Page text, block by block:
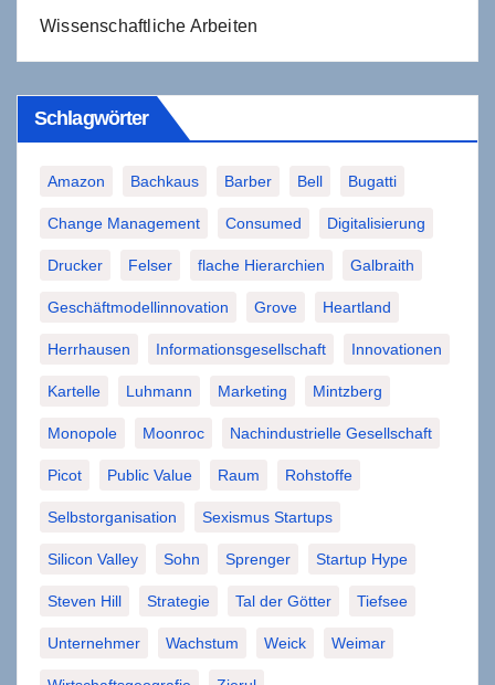
Wissenschaftliche Arbeiten
Schlagwörter
Amazon Bachkaus Barber Bell Bugatti
Change Management Consumed Digitalisierung
Drucker Felser flache Hierarchien Galbraith
Geschäftmodellinnovation Grove Heartland
Herrhausen Informationsgesellschaft Innovationen
Kartelle Luhmann Marketing Mintzberg
Monopole Moonroc Nachindustrielle Gesellschaft
Picot Public Value Raum Rohstoffe
Selbstorganisation Sexismus Startups
Silicon Valley Sohn Sprenger Startup Hype
Steven Hill Strategie Tal der Götter Tiefsee
Unternehmer Wachstum Weick Weimar